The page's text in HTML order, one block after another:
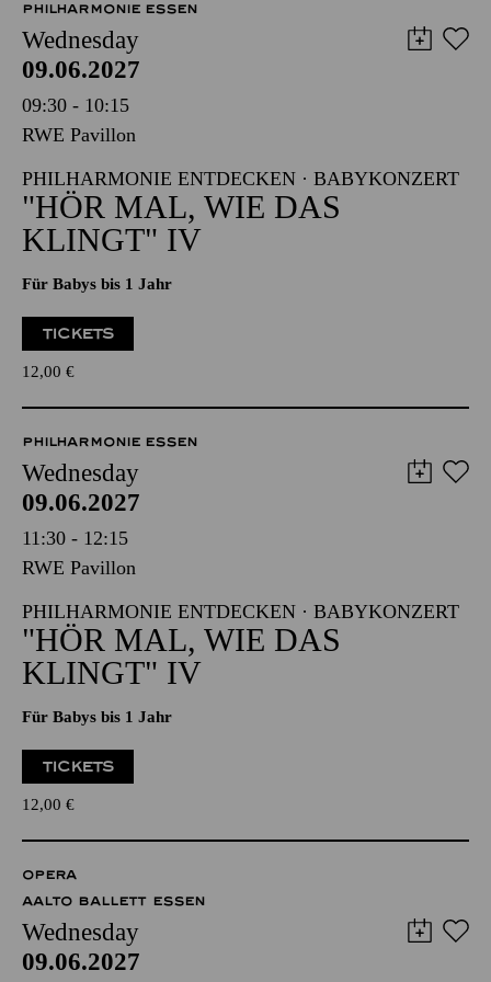
PHILHARMONIE ESSEN
Wednesday
09.06.2027
09:30 - 10:15
RWE Pavillon
PHILHARMONIE ENTDECKEN · BABYKONZERT
"HÖR MAL, WIE DAS
KLINGT" IV
Für Babys bis 1 Jahr
TICKETS
12,00 €
PHILHARMONIE ESSEN
Wednesday
09.06.2027
11:30 - 12:15
RWE Pavillon
PHILHARMONIE ENTDECKEN · BABYKONZERT
"HÖR MAL, WIE DAS
KLINGT" IV
Für Babys bis 1 Jahr
TICKETS
12,00 €
OPERA
AALTO BALLETT ESSEN
Wednesday
09.06.2027